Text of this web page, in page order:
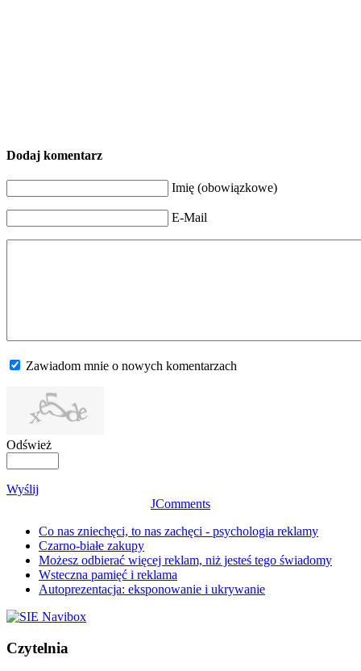
Dodaj komentarz
Imię (obowiązkowe)
E-Mail
Zawiadom mnie o nowych komentarzach
Odśwież
Wyślij
JComments
Co nas zniechęci, to nas zachęci - psychologia reklamy
Czarno-białe zakupy
Możesz odbierać więcej reklam, niż jesteś tego świadomy
Wsteczna pamięć i reklama
Autoprezentacja: eksponowanie i ukrywanie
Czytelnia